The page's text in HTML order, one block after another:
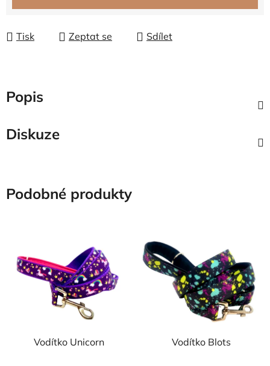
Tisk Zeptat se Sdílet
Popis
Diskuze
Podobné produkty
Vodítko Unicorn Vodítko Blots